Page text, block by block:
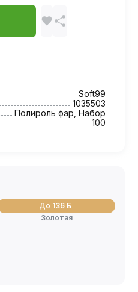
Soft99
1035503
Полироль фар, Набор
100
До 136 Б
Золотая